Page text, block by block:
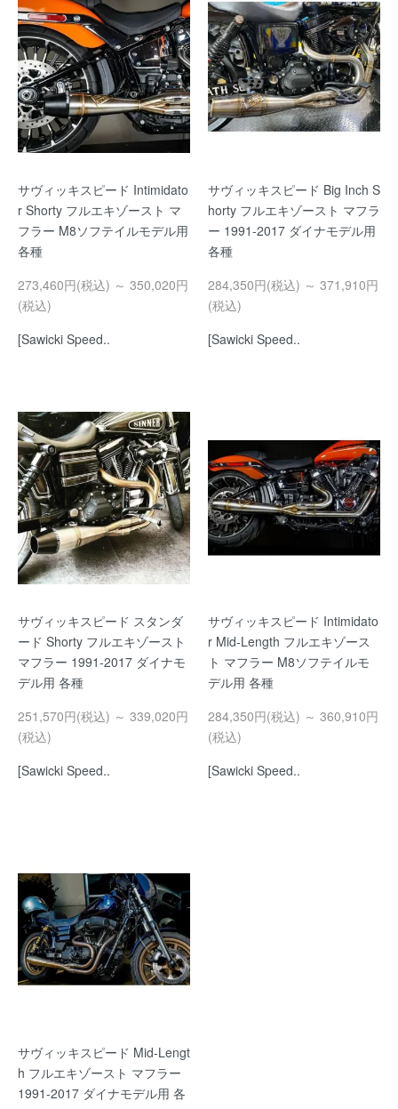
サヴィッキスピード Intimidato
r Shorty フルエキゾースト マ
フラー M8ソフテイルモデル用
各種
273,460円(税込) ～ 350,020円
(税込)
[Sawicki Speed..
サヴィッキスピード Big Inch S
horty フルエキゾースト マフラ
ー 1991-2017 ダイナモデル用
各種
284,350円(税込) ～ 371,910円
(税込)
[Sawicki Speed..
サヴィッキスピード スタンダ
ード Shorty フルエキゾースト
マフラー 1991-2017 ダイナモ
デル用 各種
251,570円(税込) ～ 339,020円
(税込)
[Sawicki Speed..
サヴィッキスピード Intimidato
r Mid-Length フルエキゾース
ト マフラー M8ソフテイルモ
デル用 各種
284,350円(税込) ～ 360,910円
(税込)
[Sawicki Speed..
サヴィッキスピード Mid-Lengt
h フルエキゾースト マフラー
1991-2017 ダイナモデル用 各